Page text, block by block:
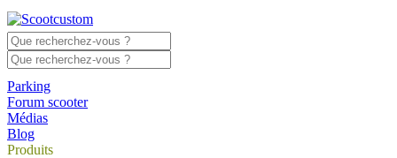
Parking
Forum scooter
Médias
Blog
Produits